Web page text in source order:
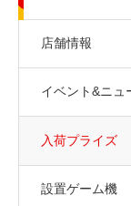
店舗情報
イベント&ニュ
入荷プライズ
設置ゲーム機